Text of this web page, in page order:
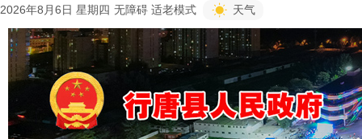
2026年8月6日 星期四 无障碍 适老模式 天气